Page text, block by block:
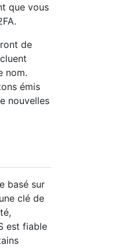
que vous
de
nom.
émis
nouvelles
basé sur
clé de
est fiable